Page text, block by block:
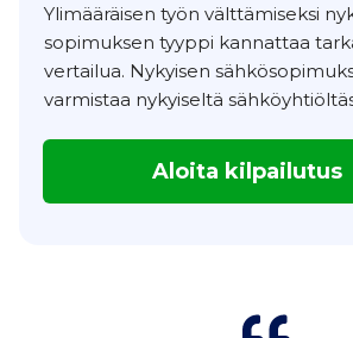
Ylimääräisen työn välttämiseksi
sopimuksen tyyppi kannattaa
vertailua. Nykyisen
varmistaa nykyiseltä
Aloita kilpailutus